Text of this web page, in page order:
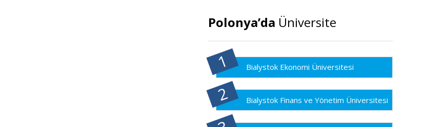
Polonya’da Üniversite
Bialystok Ekonomi Üniversitesi
Bialystok Finans ve Yönetim Üniversitesi